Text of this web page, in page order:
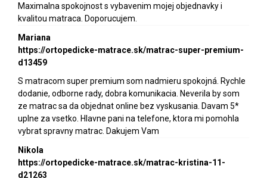
Maximalna spokojnost s vybavenim mojej objednavky i
kvalitou matraca. Doporucujem.
Mariana
https://ortopedicke-matrace.sk/matrac-super-premium-
d13459
S matracom super premium som nadmieru spokojná. Rychle
dodanie, odborne rady, dobra komunikacia. Neverila by som
ze matrac sa da objednat online bez vyskusania. Davam 5*
uplne za vsetko. Hlavne pani na telefone, ktora mi pomohla
vybrat spravny matrac. Dakujem Vam
Nikola
https://ortopedicke-matrace.sk/matrac-kristina-11-
d21263